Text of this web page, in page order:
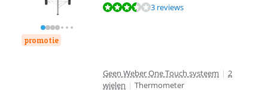
promotie
Beoordeling is 6,7 van de 10, gebaseerd op 3 reviews.
3 reviews
Geen Weber One Touch systeem | 2
wielen | Thermometer